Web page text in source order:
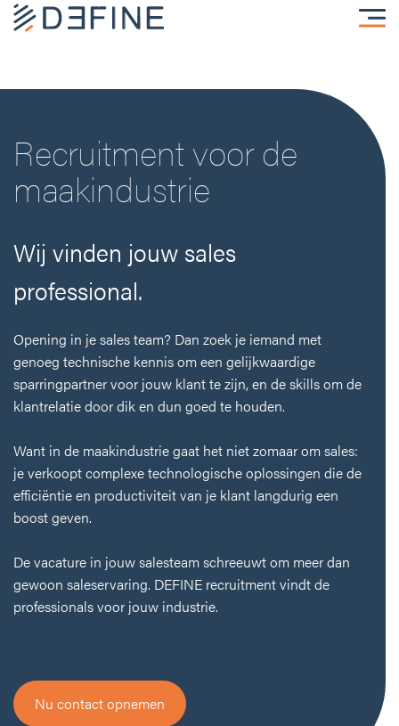
vacatures
ik zoek een baan
cases
sectoren
zakelijke dienstverlening
maakindustrie
duurzaamheid
automotive
logistiek
startup
techniek
FMCG
werken bij
over ons
contact
Recruitment voor de
maakindustrie
Wij vinden jouw sales
professional.
Opening in je sales team? Dan zoek je iemand met
genoeg technische kennis om een gelijkwaardige
sparringpartner voor jouw klant te zijn, en de skills om de
klantrelatie door dik en dun goed te houden.
Want in de maakindustrie gaat het niet zomaar om sales:
je verkoopt complexe technologische oplossingen die de
efficiëntie en productiviteit van je klant langdurig een
boost geven.
De vacature in jouw salesteam schreeuwt om meer dan
gewoon saleservaring. DEFINE recruitment vindt de
professionals voor jouw industrie.
Nu contact opnemen